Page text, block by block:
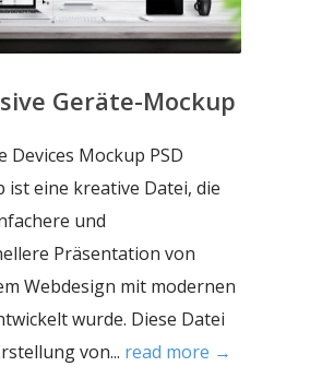
Geräte-Mockup
Devices Mockup PSD
ist eine kreative Datei, die
und
Präsentation von
Webdesign mit modernen
wurde. Diese Datei
von... read more →